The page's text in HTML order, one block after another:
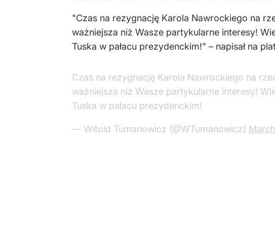
"Czas na rezygnację Karola Nawrockiego na
ważniejsza niż Wasze partykularne interesy!
Tuska w pałacu prezydenckim!" – napisał na
Czas na rezygnację Karola Nawrockiego na
ważniejsza niż Wasze partykularne interesy!
Tuska w pałacu prezydenckim!
— Witold Tumanowicz (@WTumanowicz)